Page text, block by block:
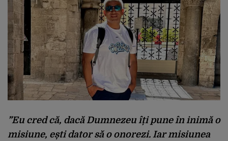
”Eu cred că, dacă Dumnezeu îți pune în inimă o
misiune, ești dator să o onorezi. Iar misiunea